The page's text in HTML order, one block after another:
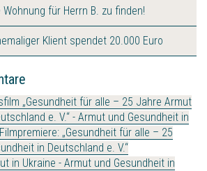
für Herrn B. zu finden!
Klient spendet 20.000 Euro
„Gesundheit für alle – 25 Jahre Armut
e. V.“ - Armut und Gesundheit in
Filmpremiere: „Gesundheit für alle – 25
in Deutschland e. V.“
in Ukraine - Armut und Gesundheit in